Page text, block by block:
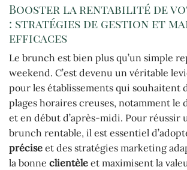
Booster la rentabilité de
: stratégies de gestion et
efficaces
Le brunch est bien plus qu’un simple
weekend. C’est devenu un véritable
pour les établissements qui souhaitent
plages horaires creuses, notamment le
et en début d’après-midi. Pour réussir
brunch rentable, il est essentiel
précise et des stratégies marketing
la bonne clientèle et maximisent la